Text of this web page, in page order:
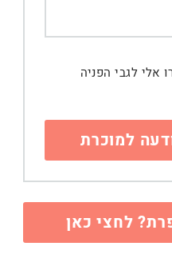
אלי לגבי הפניה
לחצי כאן